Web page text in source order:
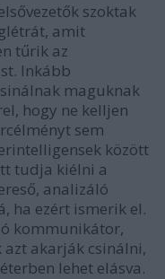
szoktak
amit
tűrik az
Inkább
maguknak
hogy ne kelljen
sem
között
tudja kiélni a
analizáló
ha ezért ismerik el.
kommunikátor,
akarják csinálni,
lehet elásva.